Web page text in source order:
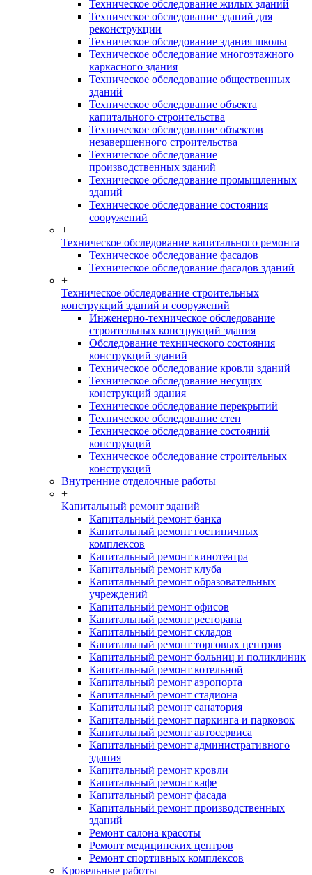
Техническое обследование жилых зданий
Техническое обследование зданий для
реконструкции
Техническое обследование здания школы
Техническое обследование многоэтажного
каркасного здания
Техническое обследование общественных
зданий
Техническое обследование объекта
капитального строительства
Техническое обследование объектов
незавершенного строительства
Техническое обследование
производственных зданий
Техническое обследование промышленных
зданий
Техническое обследование состояния
сооружений
+
Техническое обследование капитального ремонта
Техническое обследование фасадов
Техническое обследование фасадов зданий
+
Техническое обследование строительных
конструкций зданий и сооружений
Инженерно-техническое обследование
строительных конструкций здания
Обследование технического состояния
конструкций зданий
Техническое обследование кровли зданий
Техническое обследование несущих
конструкций здания
Техническое обследование перекрытий
Техническое обследование стен
Техническое обследование состояний
конструкций
Техническое обследование строительных
конструкций
Внутренние отделочные работы
+
Капитальный ремонт зданий
Капитальный ремонт банка
Капитальный ремонт гостиничных
комплексов
Капитальный ремонт кинотеатра
Капитальный ремонт клуба
Капитальный ремонт образовательных
учреждений
Капитальный ремонт офисов
Капитальный ремонт ресторана
Капитальный ремонт складов
Капитальный ремонт торговых центров
Капитальный ремонт больниц и поликлиник
Капитальный ремонт котельной
Капитальный ремонт аэропорта
Капитальный ремонт стадиона
Капитальный ремонт санатория
Капитальный ремонт паркинга и парковок
Капитальный ремонт автосервиса
Капитальный ремонт административного
здания
Капитальный ремонт кровли
Капитальный ремонт кафе
Капитальный ремонт фасада
Капитальный ремонт производственных
зданий
Ремонт салона красоты
Ремонт медицинских центров
Ремонт спортивных комплексов
Кровельные работы